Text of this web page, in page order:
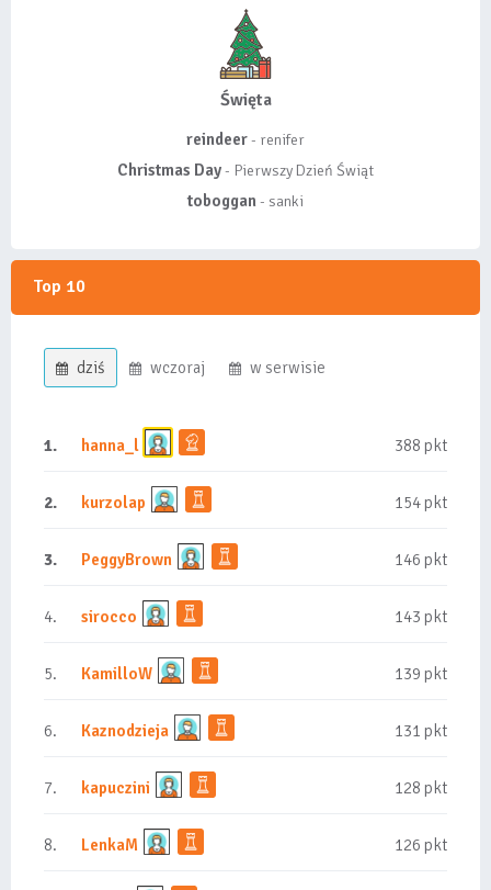
Święta
reindeer- renifer
Christmas Day- Pierwszy Dzień Świąt
toboggan- sanki
Top 10
dziś wczoraj w serwisie
1. hanna_l 388 pkt
2. kurzolap 154 pkt
3. PeggyBrown 146 pkt
4. sirocco 143 pkt
5. KamilloW 139 pkt
6. Kaznodzieja 131 pkt
7. kapuczini 128 pkt
8. LenkaM 126 pkt